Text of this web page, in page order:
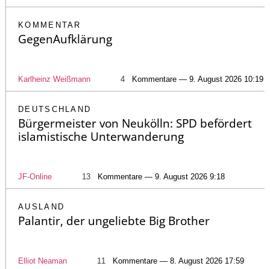
KOMMENTAR
GegenAufklärung
Karlheinz Weißmann 4 Kommentare — 9. August 2026 10:19
DEUTSCHLAND
Bürgermeister von Neukölln: SPD befördert
islamistische Unterwanderung
JF-Online 13 Kommentare — 9. August 2026 9:18
AUSLAND
Palantir, der ungeliebte Big Brother
Elliot Neaman 11 Kommentare — 8. August 2026 17:59